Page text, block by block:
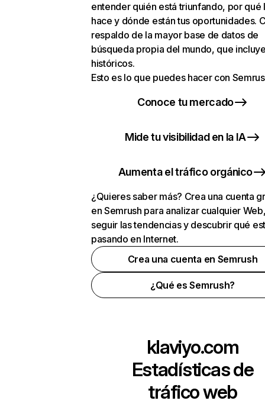
entender quién está triunfando, por qué
hace y dónde están tus oportunidades.
respaldo de la mayor base de datos de
búsqueda propia del mundo, que
históricos.
Esto es lo que puedes hacer con
Conoce tu mercado
Mide tu visibilidad en la IA
Aumenta el tráfico orgánico
¿Quieres saber más? Crea una cuenta
en Semrush para analizar cualquier
seguir las tendencias y descubrir qué
pasando en Internet.
Crea una cuenta en Semrush
¿Qué es Semrush?
klaviyo.com
Estadísticas de
tráfico web